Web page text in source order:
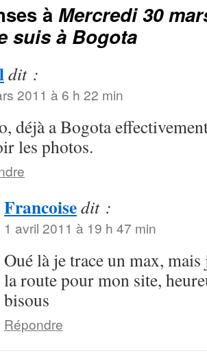
à Mercredi 30
suis à Bogota
dit :
2011 à 6 h 22 min
déjà a Bogota
les photos.
Francoisedit :
1 avril 2011 à 19 h 47 min
Oué là je trace un max,
la route pour mon site,
bisous
Répondre